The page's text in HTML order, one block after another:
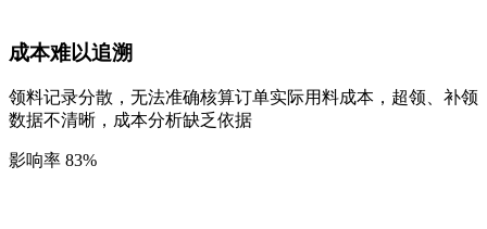
成本难以追溯
领料记录分散，无法准确核算订单实际用料成本，超领、补领
数据不清晰，成本分析缺乏依据
影响率 83%